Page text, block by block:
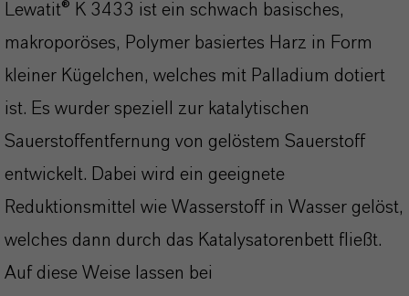
Lewatit® K 3433 ist ein schwach basisches,
makroporöses, Polymer basiertes Harz in Form
kleiner Kügelchen, welches mit Palladium dotiert
ist. Es wurder speziell zur katalytischen
Sauerstoffentfernung von gelöstem Sauerstoff
entwickelt. Dabei wird ein geeignete
Reduktionsmittel wie Wasserstoff in Wasser gelöst,
welches dann durch das Katalysatorenbett fließt.
Auf diese Weise lassen bei